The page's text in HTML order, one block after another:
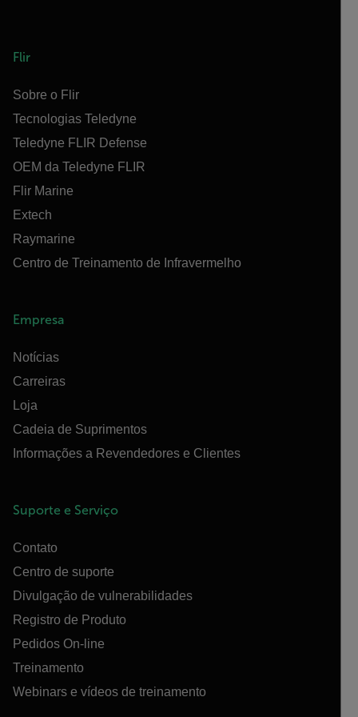
Flir
Sobre o Flir
Tecnologias Teledyne
Teledyne FLIR Defense
OEM da Teledyne FLIR
Flir Marine
Extech
Raymarine
Centro de Treinamento de Infravermelho
Empresa
Notícias
Carreiras
Loja
Cadeia de Suprimentos
Informações a Revendedores e Clientes
Suporte e Serviço
Contato
Centro de suporte
Divulgação de vulnerabilidades
Registro de Produto
Pedidos On-line
Treinamento
Webinars e vídeos de treinamento